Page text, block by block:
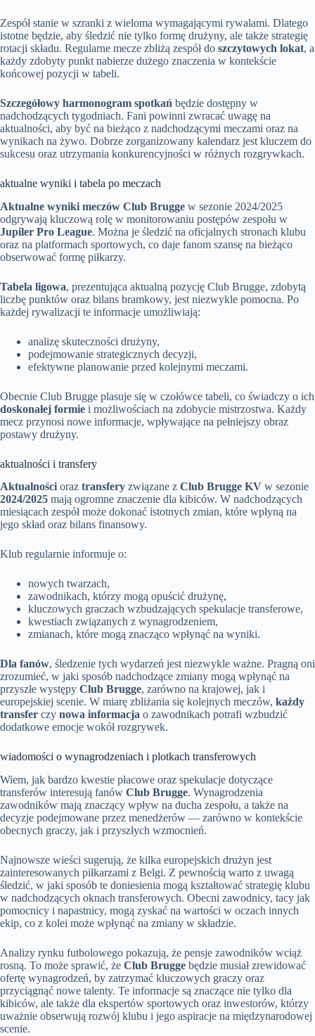
Zespół stanie w szranki z wieloma wymagającymi rywalami. Dlatego
istotne będzie, aby śledzić nie tylko formę drużyny, ale także strategię
rotacji składu. Regularne mecze zbliżą zespół do szczytowych lokat, a
każdy zdobyty punkt nabierze dużego znaczenia w kontekście
końcowej pozycji w tabeli.
Szczegółowy harmonogram spotkań będzie dostępny w
nadchodzących tygodniach. Fani powinni zwracać uwagę na
aktualności, aby być na bieżąco z nadchodzącymi meczami oraz na
wynikach na żywo. Dobrze zorganizowany kalendarz jest kluczem do
sukcesu oraz utrzymania konkurencyjności w różnych rozgrywkach.
aktualne wyniki i tabela po meczach
Aktualne wyniki meczów Club Brugge w sezonie 2024/2025
odgrywają kluczową rolę w monitorowaniu postępów zespołu w
Jupiler Pro League. Można je śledzić na oficjalnych stronach klubu
oraz na platformach sportowych, co daje fanom szansę na bieżąco
obserwować formę piłkarzy.
Tabela ligowa, prezentująca aktualną pozycję Club Brugge, zdobytą
liczbę punktów oraz bilans bramkowy, jest niezwykle pomocna. Po
każdej rywalizacji te informacje umożliwiają:
analizę skuteczności drużyny,
podejmowanie strategicznych decyzji,
efektywne planowanie przed kolejnymi meczami.
Obecnie Club Brugge plasuje się w czołówce tabeli, co świadczy o ich
doskonałej formie i możliwościach na zdobycie mistrzostwa. Każdy
mecz przynosi nowe informacje, wpływające na pełniejszy obraz
postawy drużyny.
aktualności i transfery
Aktualności oraz transfery związane z Club Brugge KV w sezonie
2024/2025 mają ogromne znaczenie dla kibiców. W nadchodzących
miesiącach zespół może dokonać istotnych zmian, które wpłyną na
jego skład oraz bilans finansowy.
Klub regularnie informuje o:
nowych twarzach,
zawodnikach, którzy mogą opuścić drużynę,
kluczowych graczach wzbudzających spekulacje transferowe,
kwestiach związanych z wynagrodzeniem,
zmianach, które mogą znacząco wpłynąć na wyniki.
Dla fanów, śledzenie tych wydarzeń jest niezwykle ważne. Pragną oni
zrozumieć, w jaki sposób nadchodzące zmiany mogą wpłynąć na
przyszłe występy Club Brugge, zarówno na krajowej, jak i
europejskiej scenie. W miarę zbliżania się kolejnych meczów, każdy
transfer czy nowa informacja o zawodnikach potrafi wzbudzić
dodatkowe emocje wokół rozgrywek.
wiadomości o wynagrodzeniach i plotkach transferowych
Wiem, jak bardzo kwestie płacowe oraz spekulacje dotyczące
transferów interesują fanów Club Brugge. Wynagrodzenia
zawodników mają znaczący wpływ na ducha zespołu, a także na
decyzje podejmowane przez menedżerów — zarówno w kontekście
obecnych graczy, jak i przyszłych wzmocnień.
Najnowsze wieści sugerują, że kilka europejskich drużyn jest
zainteresowanych piłkarzami z Belgi. Z pewnością warto z uwagą
śledzić, w jaki sposób te doniesienia mogą kształtować strategię klubu
w nadchodzących oknach transferowych. Obecni zawodnicy, tacy jak
pomocnicy i napastnicy, mogą zyskać na wartości w oczach innych
ekip, co z kolei może wpłynąć na zmiany w składzie.
Analizy rynku futbolowego pokazują, że pensje zawodników wciąż
rosną. To może sprawić, że Club Brugge będzie musiał zrewidować
ofertę wynagrodzeń, by zatrzymać kluczowych graczy oraz
przyciągnąć nowe talenty. Te informacje są znaczące nie tylko dla
kibiców, ale także dla ekspertów sportowych oraz inwestorów, którzy
uważnie obserwują rozwój klubu i jego aspiracje na międzynarodowej
scenie.